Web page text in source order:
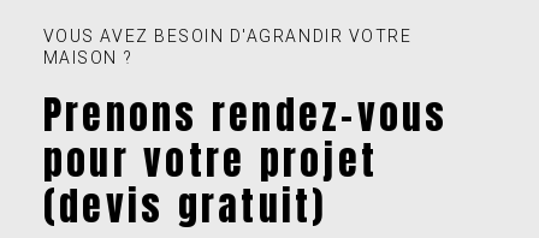
VOUS AVEZ BESOIN D'AGRANDIR VOTRE
MAISON ?
Prenons rendez-vous
pour votre projet
(devis gratuit)